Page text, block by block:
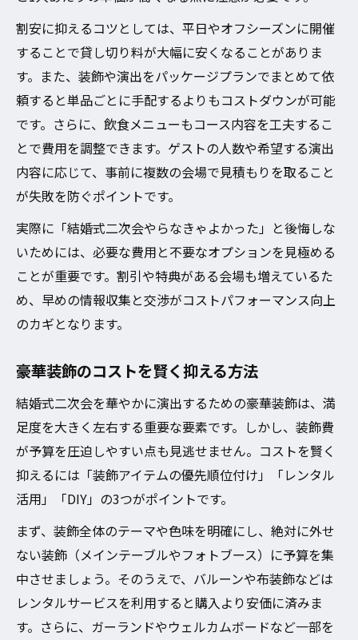
割安に抑えるコツとしては、平日やオフシーズンに開催
することで貸し切り料が大幅に安くなることがありま
す。また、装飾や演出をパッケージプランでまとめて依
頼すると単品ごとに手配するよりもコストダウンが可能
です。さらに、飲食メニューもコース内容を工夫するこ
とで費用を調整できます。ゲストの人数や希望する演出
内容に応じて、事前に複数の会場で見積もりを取ること
が失敗を防ぐポイントです。
実際に「結婚式二次会やらなきゃよかった」と後悔しな
いためには、必要な費用と不要なオプションを見極める
ことが重要です。割引や特典がある会場も増えているた
め、早めの情報収集と交渉がコストパフォーマンス向上
のカギとなります。
豪華装飾のコストを賢く抑える方法
結婚式二次会を華やかに演出するための豪華装飾は、満
足度を大きく左右する重要な要素です。しかし、装飾費
が予算を圧迫しやすい点も見逃せません。コストを賢く
抑えるには「装飾アイテムの優先順位付け」「レンタル
活用」「DIY」の3つがポイントです。
まず、装飾全体のテーマや色味を明確にし、絶対に外せ
ない装飾（メインテーブルやフォトブース）に予算を集
中させましょう。そのうえで、バルーンや布装飾などは
レンタルサービスを利用すると購入より安価に済みま
す。さらに、ガーランドやウェルカムボードなど一部を